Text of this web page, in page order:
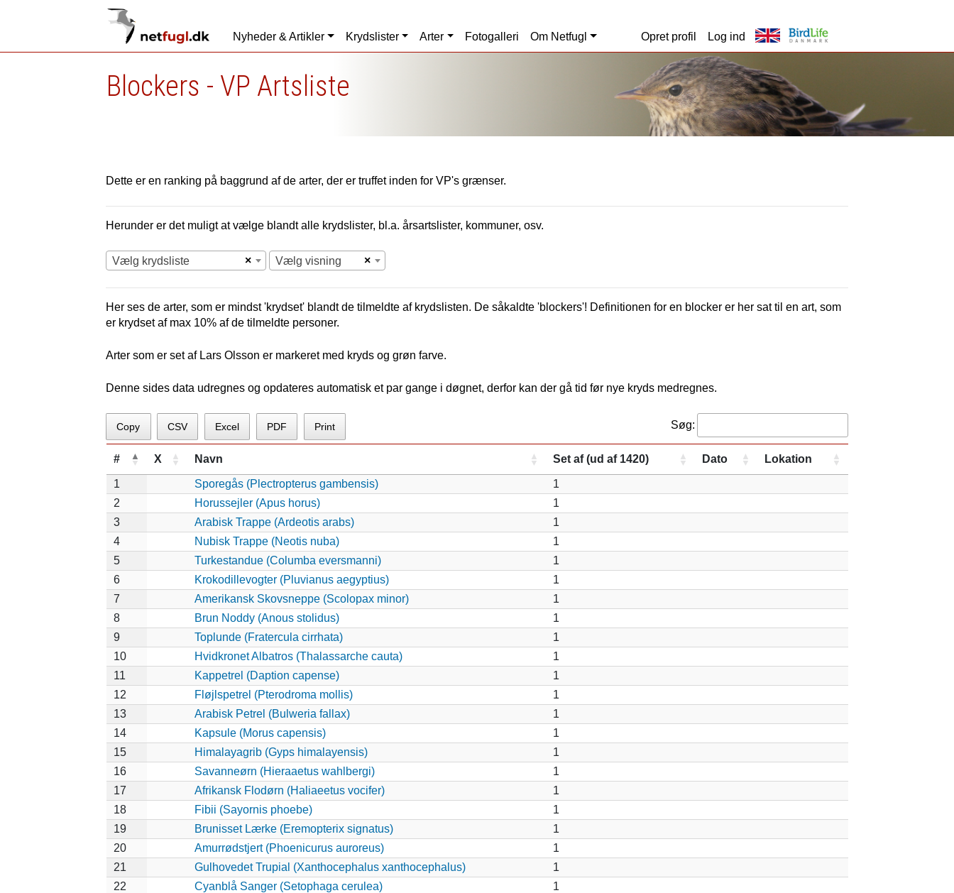
Nyheder & Artikler Krydslister Arter Fotogalleri Om Netfugl Opret profil Log ind
Blockers - VP Artsliste
Dette er en ranking på baggrund af de arter, der er truffet inden for VP's grænser.
Herunder er det muligt at vælge blandt alle krydslister, bl.a. årsartslister, kommuner, osv.
×
Vælg krydsliste ×
Vælg visning
Her ses de arter, som er mindst 'krydset' blandt de tilmeldte af krydslisten. De såkaldte 'blockers'! Definitionen for en blocker er her sat til en art, som
er krydset af max 10% af de tilmeldte personer.
Arter som er set af Lars Olsson er markeret med kryds og grøn farve.
Denne sides data udregnes og opdateres automatisk et par gange i døgnet, derfor kan der gå tid før nye kryds medregnes.
Copy CSV Excel PDF Print Søg:
# X Navn Set af (ud af 1420) Dato Lokation
1 Sporegås (Plectropterus gambensis)
1
2
Horussejler (Apus horus)
1
3
Arabisk Trappe (Ardeotis arabs)
1
4
Nubisk Trappe (Neotis nuba)
1
5
Turkestandue (Columba eversmanni)
1
6
Krokodillevogter (Pluvianus aegyptius)
1
7
Amerikansk Skovsneppe (Scolopax minor)
1
8
Brun Noddy (Anous stolidus)
1
9
Toplunde (Fratercula cirrhata)
1
10
Hvidkronet Albatros (Thalassarche cauta)
1
11
Kappetrel (Daption capense)
1
12
Fløjlspetrel (Pterodroma mollis)
1
13
Arabisk Petrel (Bulweria fallax)
1
14
Kapsule (Morus capensis)
1
15
Himalayagrib (Gyps himalayensis)
1
16
Savanneørn (Hieraaetus wahlbergi)
1
17
Afrikansk Flodørn (Haliaeetus vocifer)
1
18
Fibii (Sayornis phoebe)
1
19
Brunisset Lærke (Eremopterix signatus)
1
20
Amurrødstjert (Phoenicurus auroreus)
1
21
Gulhovedet Trupial (Xanthocephalus xanthocephalus)
1
22
Cyanblå Sanger (Setophaga cerulea)
1